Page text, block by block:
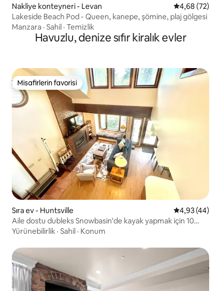
Nakliye konteyneri - Levan 5 üzerinden
4,68 (72)
Lakeside Beach Pod - Queen, kanepe, şömine, plaj gölgesi
Manzara · Sahil · Temizlik
Havuzlu, denize sıfır kiralık evler
Misafirlerin favorisi
Misafirlerin favorisi
Sıra ev - Huntsville 5 üzerinden
4,93 (44)
Aile dostu dubleks Snowbasin'de kayak yapmak için 10
dakika mesafede
Yürünebilirlik · Sahil · Konum